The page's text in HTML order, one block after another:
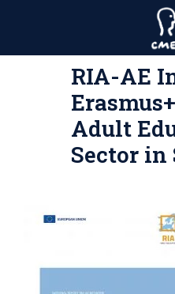
RIA-AE
Adult
Sector in